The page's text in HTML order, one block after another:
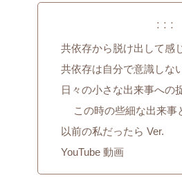
: : :
共依存から脱け出して感
共依存は自分で意識しな
日々の小さな出来事への
この時の些細な出来事
以前の私だったら Ver.
YouTube 動画